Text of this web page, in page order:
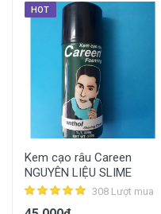
HOT
Kem cạo râu Careen
NGUYÊN LIỆU SLIME
308 Lượt mua